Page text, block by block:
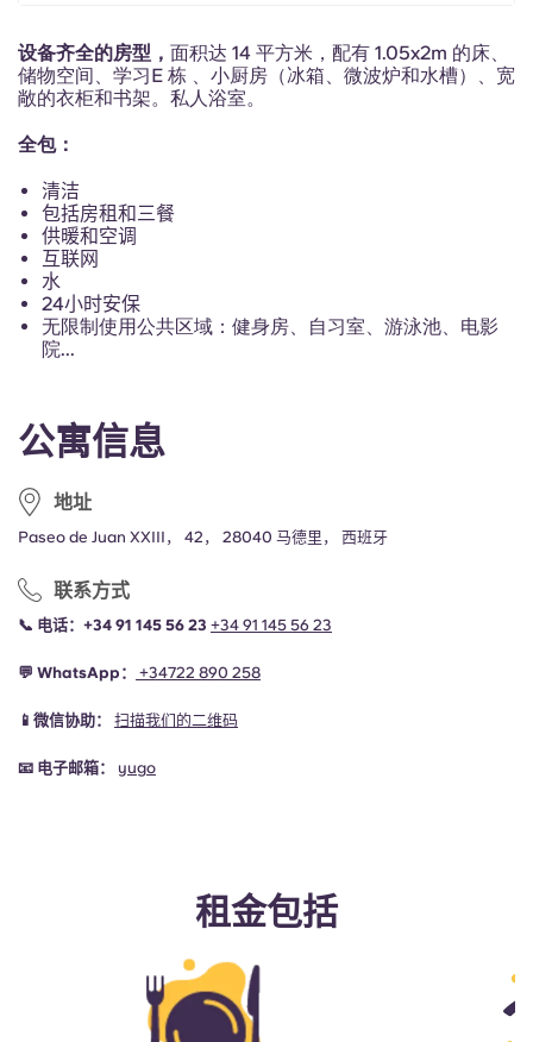
公寓信息
地址
Paseo de Juan XXIII， 42， 28040 马德里， 西班牙
联系方式
📞 电话：+34 91 145 56 23 +34 91 145 56 23
💬 WhatsApp： +34722 890 258
📱微信协助： 扫描我们的二维码
📧 电子邮箱： yugo
租金包括
设备齐全的房型， 面积达 14 平方米，配有 1.05x2m 的床、
储物空间、学习E 栋 、小厨房（冰箱、微波炉和水槽）、宽
敞的衣柜和书架。私人浴室。
全包：
清洁
包括房租和三餐
供暖和空调
互联网
水
24小时安保
无限制使用公共区域：健身房、自习室、游泳池、电影
院...